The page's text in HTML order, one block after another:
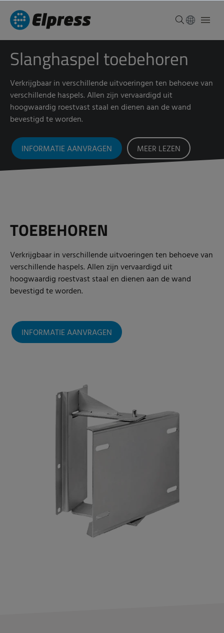
Slanghaspel toebehoren
Verkrijgbaar in verschillende uitvoeringen ten behoeve van
verschillende haspels. Allen zijn vervaardigd uit
hoogwaardig roestvast staal en dienen aan de wand
bevestigd te worden.
INFORMATIE AANVRAGEN MEER LEZEN
TOEBEHOREN
Verkrijgbaar in verschillende uitvoeringen ten behoeve van
verschillende haspels. Allen zijn vervaardigd uit
hoogwaardig roestvast staal en dienen aan de wand
bevestigd te worden.
INFORMATIE AANVRAGEN